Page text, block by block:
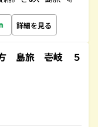
詳細を見る
方 島旅 壱岐 ５